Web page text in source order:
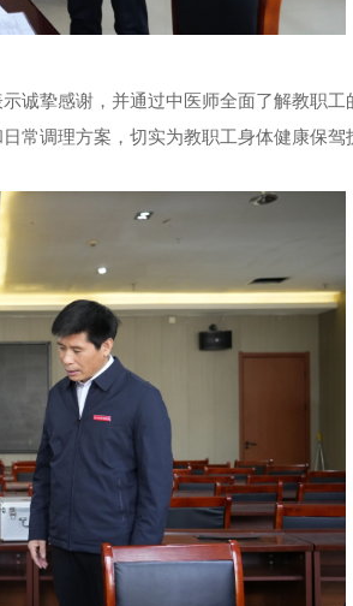
诚挚感谢，并通过中医师全面了解教职工
常调理方案，切实为教职工身体健康保驾